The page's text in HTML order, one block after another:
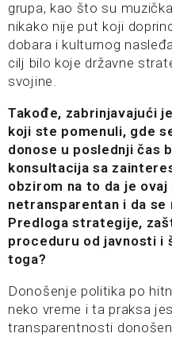
grupa, kao što su
nikako nije put koji
dobara i kulturnog
cilj bilo koje državne
svojine.
Takođe, zabrinjavajući
koji ste pomenuli, gde
donose u poslednji čas
konsultacija sa
obzirom na to da je
netransparentan i da se
Predloga strategije,
proceduru od javnosti i
toga?
Donošenje politika po
neko vreme i ta praksa
transparentnosti